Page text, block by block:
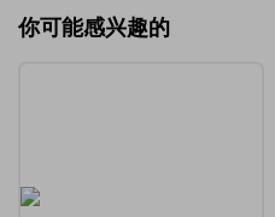
你可能感兴趣的